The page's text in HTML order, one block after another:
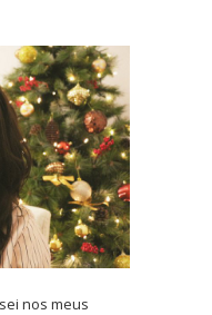
nos meus